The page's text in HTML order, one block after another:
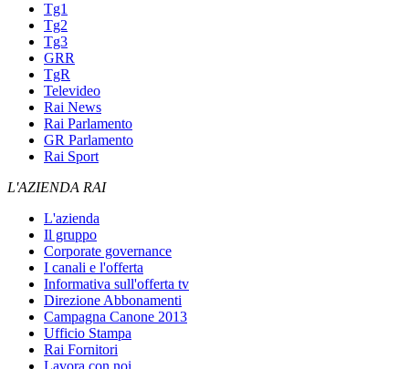
Tg1
Tg2
Tg3
GRR
TgR
Televideo
Rai News
Rai Parlamento
GR Parlamento
Rai Sport
L'AZIENDA RAI
L'azienda
Il gruppo
Corporate governance
I canali e l'offerta
Informativa sull'offerta tv
Direzione Abbonamenti
Campagna Canone 2013
Ufficio Stampa
Rai Fornitori
Lavora con noi